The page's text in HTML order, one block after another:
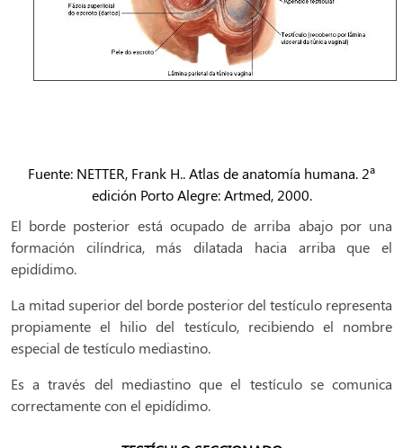
Fuente: NETTER, Frank H.. Atlas de anatomía humana. 2ª
edición Porto Alegre: Artmed, 2000.
El borde posterior está ocupado de arriba abajo por una
formación cilíndrica, más dilatada hacia arriba que el
epidídimo.
La mitad superior del borde posterior del testículo representa
propiamente el hilio del testículo, recibiendo el nombre
especial de testículo mediastino.
Es a través del mediastino que el testículo se comunica
correctamente con el epidídimo.